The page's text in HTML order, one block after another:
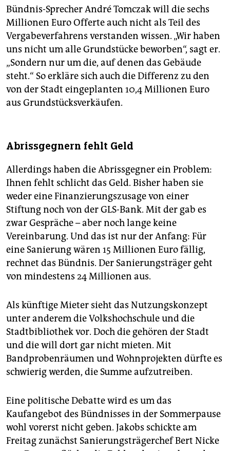
Richtig Fahrt hat derbarocke Rollbackschließlich
aufgenommen, als das Land ein neues
Landtagsgebäude bauen wollte. Somit hatte sich
eine Nutzung für ein wiederaufgebautes Stadtschloss
gefunden. Software-Milliardär Hasso Plattner
spendierte Knobelsdorff-Fassade und Kupferdach.
Anschließend zog er gleich daneben das Museum
Barberini hoch. Immobilieninvestoren errichteten an
der Havel Potsdams teuerste Eigentumswohnungen
mit barocken Fassaden.
Schwimmhalle am Hauptbahnhof könnte schon in
Terrassenrestaurant Minsk folgen. Das ehemalige
Rechenzentrum, das Dutzende Künstler und Kreative
nutzen, soll perspektivisch dem umstrittenen
Wiederaufbau der Garnisonkirche Platz machen. (mar)
Bündnis-Sprecher André Tomczak will die sechs
Millionen Euro Offerte auch nicht als Teil des
Vergabeverfahrens verstanden wissen. „Wir haben
uns nicht um alle Grundstücke beworben“, sagt er.
„Sondern nur um die, auf denen das Gebäude
steht.“ So erkläre sich auch die Differenz zu den
von der Stadt eingeplanten 10,4 Millionen Euro
aus Grundstücksverkäufen.
Abrissgegnern fehlt Geld
Allerdings haben die Abrissgegner ein Problem:
Ihnen fehlt schlicht das Geld. Bisher haben sie
weder eine Finanzierungszusage von einer
Stiftung noch von der GLS-Bank. Mit der gab es
zwar Gespräche – aber noch lange keine
Vereinbarung. Und das ist nur der Anfang: Für
eine Sanierung wären 15 Millionen Euro fällig,
rechnet das Bündnis. Der Sanierungsträger geht
von mindestens 24 Millionen aus.
Als künftige Mieter sieht das Nutzungskonzept
unter anderem die Volkshochschule und die
Stadtbibliothek vor. Doch die gehören der Stadt
und die will dort gar nicht mieten. Mit
Bandprobenräumen und Wohnprojekten dürfte es
schwierig werden, die Summe aufzutreiben.
Eine politische Debatte wird es um das
Kaufangebot des Bündnisses in der Sommerpause
wohl vorerst nicht geben. Jakobs schickte am
Freitag zunächst Sanierungsträgerchef Bert Nicke